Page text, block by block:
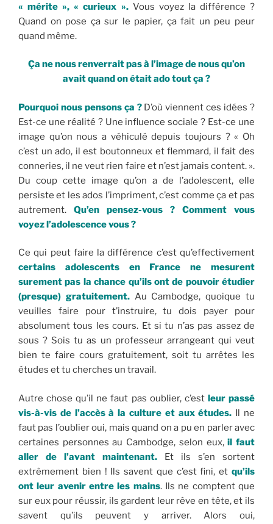
« mérite », « curieux ». Vous voyez la différence ?
Quand on pose ça sur le papier, ça fait un peu peur
quand même.
Ça ne nous renverrait pas à l’image de nous qu’on
avait quand on était ado tout ça ?
Pourquoi nous pensons ça ?D’où viennent ces idées ?
Est-ce une réalité ? Une influence sociale ? Est-ce une
image qu’on nous a véhiculé depuis toujours ? « Oh
c’est un ado, il est boutonneux et flemmard, il fait des
conneries, il ne veut rien faire et n’est jamais content. ».
Du coup cette image qu’on a de l’adolescent, elle
persiste et les ados l’impriment, c’est comme ça et pas
autrement. Qu’en pensez-vous ? Comment vous
voyez l’adolescence vous ?
Ce qui peut faire la différence c’est qu’effectivement
certains adolescents en France ne mesurent
surement pas la chance qu’ils ont de pouvoir étudier
(presque) gratuitement.Au Cambodge, quoique tu
veuilles faire pour t’instruire, tu dois payer pour
absolument tous les cours. Et si tu n’as pas assez de
sous ? Sois tu as un professeur arrangeant qui veut
bien te faire cours gratuitement, soit tu arrêtes les
études et tu cherches un travail.
Autre chose qu’il ne faut pas oublier, c’estleur passé
vis-à-vis de l’accès à la culture et aux études. Il ne
faut pas l’oublier oui, mais quand on a pu en parler avec
certaines personnes au Cambodge, selon eux, il faut
aller de l’avant maintenant. Et ils s’en sortent
extrêmement bien ! Ils savent que c’est fini, et qu’ils
ont leur avenir entre les mains. Ils ne comptent que
sur eux pour réussir, ils gardent leur rêve en tête, et ils
savent qu’ils peuvent y arriver. Alors oui,